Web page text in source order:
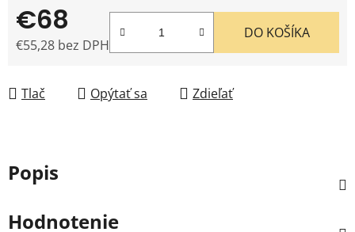
€68
€55,28 bez DPH
DO KOŠÍKA
Tlač Opýtať sa Zdieľať
Popis
Hodnotenie